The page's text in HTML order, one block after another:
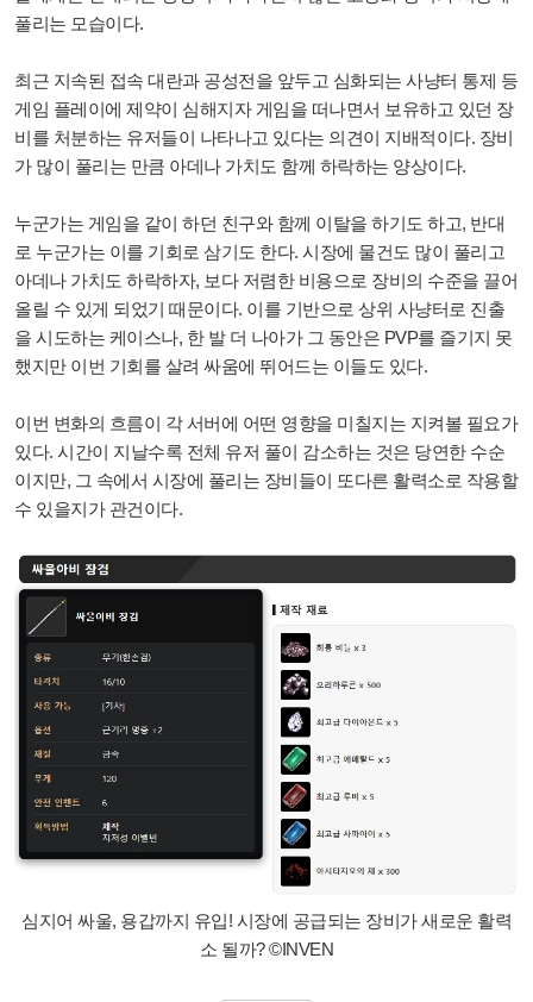
풀리는 모습이다.
최근 지속된 접속 대란과 공성전을 앞두고 심화되는 사냥터 통제 등
게임 플레이에 제약이 심해지자 게임을 떠나면서 보유하고 있던 장
비를 처분하는 유저들이 나타나고 있다는 의견이 지배적이다. 장비
가 많이 풀리는 만큼 아데나 가치도 함께 하락하는 양상이다.
누군가는 게임을 같이 하던 친구와 함께 이탈을 하기도 하고, 반대
로 누군가는 이를 기회로 삼기도 한다. 시장에 물건도 많이 풀리고
아데나 가치도 하락하자, 보다 저렴한 비용으로 장비의 수준을 끌어
올릴 수 있게 되었기 때문이다. 이를 기반으로 상위 사냥터로 진출
을 시도하는 케이스나, 한 발 더 나아가 그 동안은 PVP를 즐기지 못
했지만 이번 기회를 살려 싸움에 뛰어드는 이들도 있다.
이번 변화의 흐름이 각 서버에 어떤 영향을 미칠지는 지켜볼 필요가
있다. 시간이 지날수록 전체 유저 풀이 감소하는 것은 당연한 수순
이지만, 그 속에서 시장에 풀리는 장비들이 또다른 활력소로 작용할
수 있을지가 관건이다.
심지어 싸울, 용갑까지 유입! 시장에 공급되는 장비가 새로운 활력
소 될까? ©INVEN